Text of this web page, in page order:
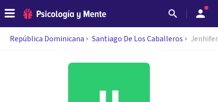
República Dominicana Santiago De Los Caballeros